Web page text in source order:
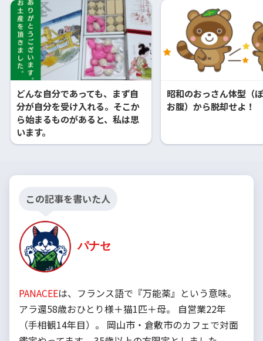
どんな自分であっても、まず自
分が自分を受け入れる。そこか
ら始まるものがあると、私は思
います。
昭和のおっさん体型（
お腹）から脱却せよ！
この記事を書いた人
パナセ
PANACEEは、フランス語で『万能薬』という意味。
アラ還58歳おひとり様＋猫1匹＋母。 自営業22年
（手相観14年目）。 岡山市・倉敷市のカフェで対面